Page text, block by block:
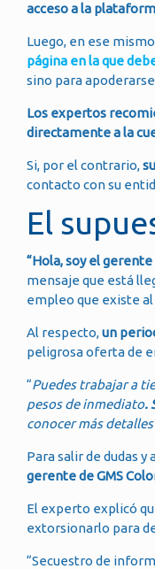
acceso a la
Luego, en ese
página en la que
sino para
Los expertos
directamente a la
Si, por el contrario,
contacto con su
El
“Hola, soy el
mensaje que está
empleo que existe
Al respecto,un
peligrosa oferta de
“Puedes trabajar a
pesos de inmediato.
conocer más
Para salir de dudas
gerente de GMS
El experto explicó
extorsionarlo para
“Secuestro de